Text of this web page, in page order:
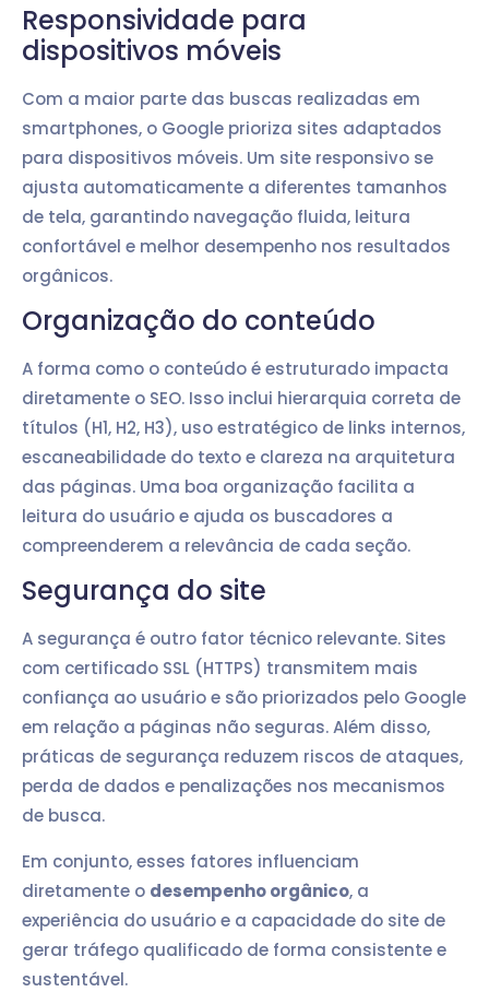
Responsividade para
dispositivos móveis
Com a maior parte das buscas realizadas em
smartphones, o Google prioriza sites adaptados
para dispositivos móveis. Um site responsivo se
ajusta automaticamente a diferentes tamanhos
de tela, garantindo navegação fluida, leitura
confortável e melhor desempenho nos resultados
orgânicos.
Organização do conteúdo
A forma como o conteúdo é estruturado impacta
diretamente o SEO. Isso inclui hierarquia correta de
títulos (H1, H2, H3), uso estratégico de links internos,
escaneabilidade do texto e clareza na arquitetura
das páginas. Uma boa organização facilita a
leitura do usuário e ajuda os buscadores a
compreenderem a relevância de cada seção.
Segurança do site
A segurança é outro fator técnico relevante. Sites
com certificado SSL (HTTPS) transmitem mais
confiança ao usuário e são priorizados pelo Google
em relação a páginas não seguras. Além disso,
práticas de segurança reduzem riscos de ataques,
perda de dados e penalizações nos mecanismos
de busca.
Em conjunto, esses fatores influenciam
diretamente o desempenho orgânico, a
experiência do usuário e a capacidade do site de
gerar tráfego qualificado de forma consistente e
sustentável.